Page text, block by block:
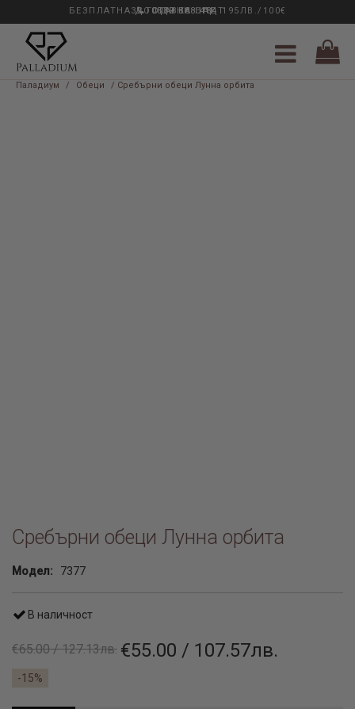
33 ГОДИНИ ОПИТ
БЕЗПЛАТНА ДОСТАВКА НАД 195ЛВ./100€
0889 888 484
Паладиум / Обеци / Сребърни обеци Лунна орбита
Сребърни обеци Лунна орбита
Модел: 7377
В наличност
€65.00 / 127.13лв. €55.00 / 107.57лв.
-15%